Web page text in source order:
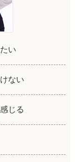
い
ない
じる